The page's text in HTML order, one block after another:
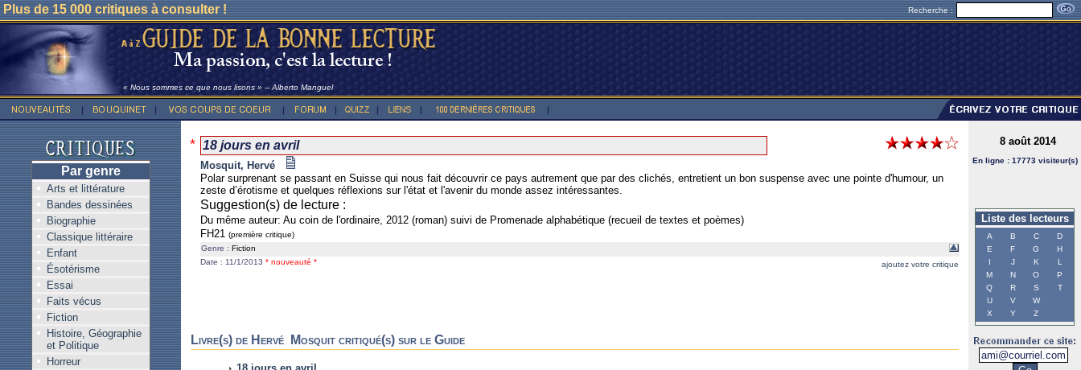
Plus de 15 000 critiques à consulter ! Recherche :
« Nous sommes ce que nous lisons » -- Alberto Manguel
Par genre
Arts et littérature
Bandes dessinées
Biographie
Classique littéraire
Enfant
Ésotérisme
Essai
Faits vécus
Fiction
Histoire, Géographie
et Politique
Horreur
* 18 jours en avril
Mosquit, Hervé
Polar surprenant se passant en Suisse qui nous fait découvrir ce pays autrement que par des clichés, entretient un bon suspense avec une pointe d'humour, un
zeste d’érotisme et quelques réflexions sur l'état et l'avenir du monde assez intéressantes.
Suggestion(s) de lecture :
Du même auteur: Au coin de l'ordinaire, 2012 (roman) suivi de Promenade alphabétique (recueil de textes et poèmes)
FH21 (première critique)
Genre : Fiction
Date : 11/1/2013 * nouveauté * ajoutez votre critique
Livre(s) de Hervé Mosquit critiqué(s) sur le Guide
8 août 2014
En ligne : 17773 visiteur(s)
Liste des lecteurs
A B C
D
E
F G
H
I
J K
L
M
N O
P
Q
R S
T
U
V
W
X
Y Z